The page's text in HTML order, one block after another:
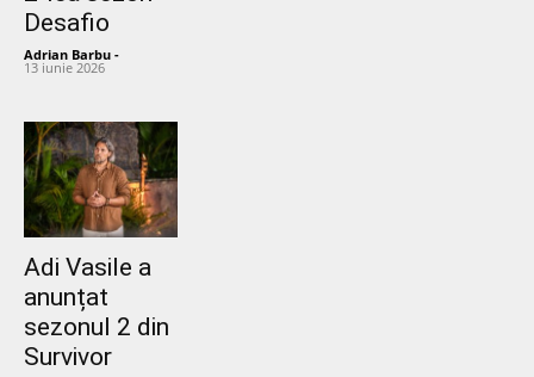
Desafio
Adrian Barbu -
13 iunie 2026
Adi Vasile a
anunțat
sezonul 2 din
Survivor